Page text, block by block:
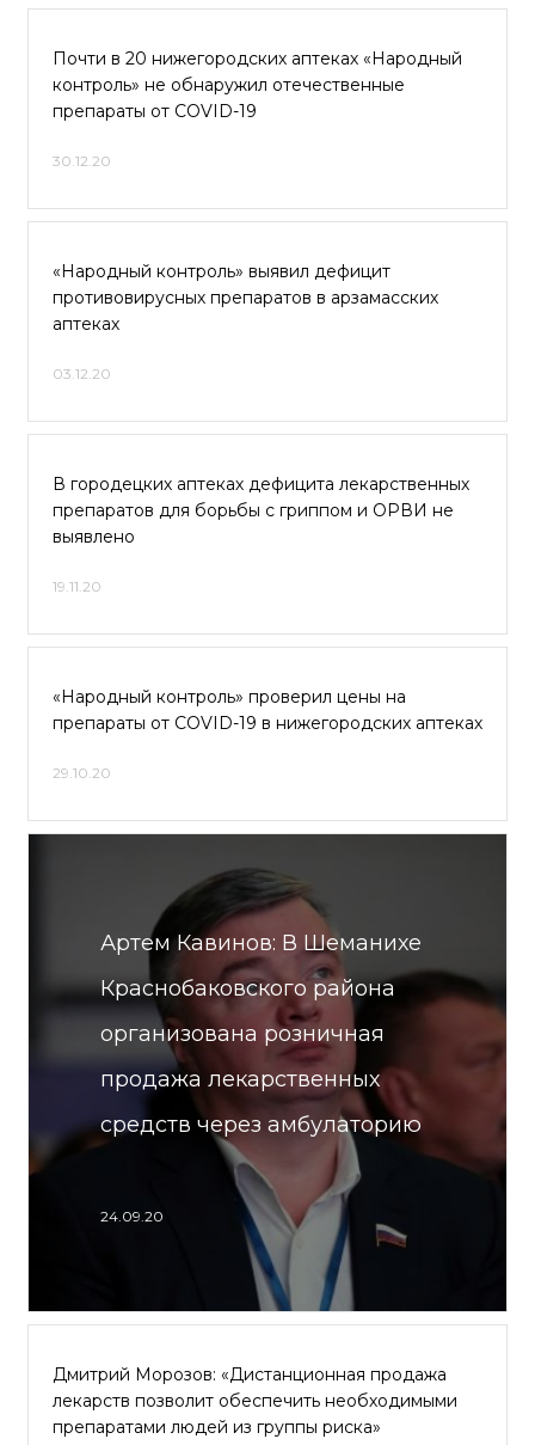
Почти в 20 нижегородских аптеках «Народный
контроль» не обнаружил отечественные
препараты от COVID-19
30.12.20
«Народный контроль» выявил дефицит
противовирусных препаратов в арзамасских
аптеках
03.12.20
В городецких аптеках дефицита лекарственных
препаратов для борьбы с гриппом и ОРВИ не
выявлено
19.11.20
«Народный контроль» проверил цены на
препараты от COVID-19 в нижегородских аптеках
29.10.20
Артем Кавинов: В Шеманихе
Краснобаковского района
организована розничная
продажа лекарственных
средств через амбулаторию
24.09.20
Дмитрий Морозов: «Дистанционная продажа
лекарств позволит обеспечить необходимыми
препаратами людей из группы риска»